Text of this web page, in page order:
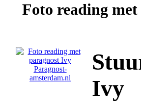
Foto reading
Ivy